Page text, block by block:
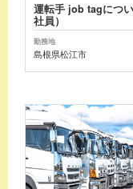
運転手 job tagにつ
社員）
勤務地
島根県松江市